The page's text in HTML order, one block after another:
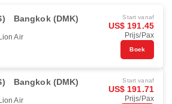
Bangkok (DMK)
Air
Start vanaf
US$ 191.45
Prijs/Pax
Boek
Bangkok (DMK)
Air
Start vanaf
US$ 191.71
Prijs/Pax